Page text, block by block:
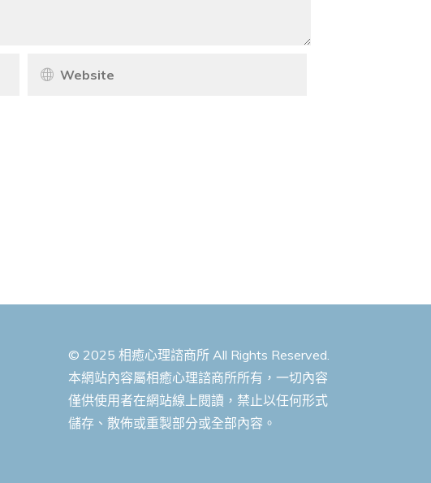
© 2025 相癒心理諮商所 All Rights Reserved.
本網站內容屬相癒心理諮商所所有，一切內容
僅供使用者在網站線上閱讀，禁止以任何形式
儲存、散佈或重製部分或全部內容。